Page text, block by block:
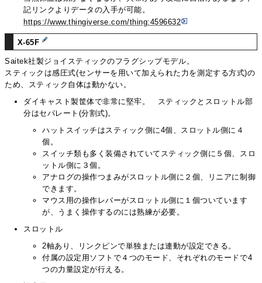
記リンクよりデータの入手が可能。
https://www.thingiverse.com/thing:4596632
X-65F
Saitek社製ジョイスティックのフラグシップモデル。
スティックは感圧式(センサーを用いて加えられた力を測定する方式)の
ため、スティック自体は動かない。
ダイキャスト製筐体で非常に堅牢。 スティックとスロットル部
分はセパレート(分割式)。
ハットスイッチはスティック側に4個、スロットル側に４
個。
スイッチ類も多く装備されていてスティック側に５個、スロ
ットル側に３個。
アナログの操作つまみがスロットル側に２個、リニアに制御
できます。
マウス用の操作レバーがスロットル側に１個ついています
が、うまく操作するのには熟練が必要。
スロットル
2軸あり、リンクピンで単独または連動が設定できる。
付属の設定用ソフトで４つのモード、それぞれのモードで4
つの力量設定が行える。